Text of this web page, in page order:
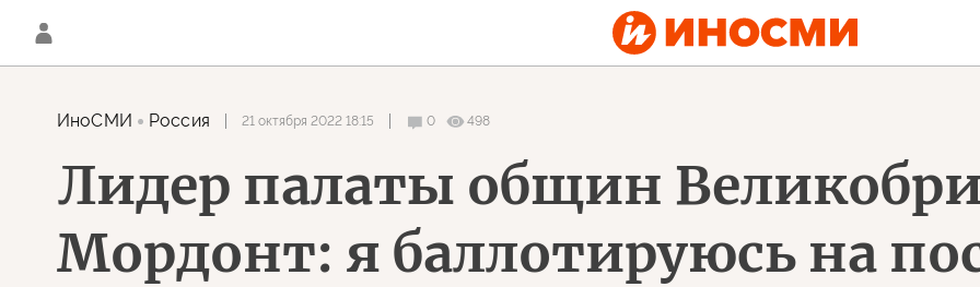
ИноСМИ Россия 21 октября 2022 18:15 0 498
Лидер палаты общин
Мордонт: я баллотируюсь на